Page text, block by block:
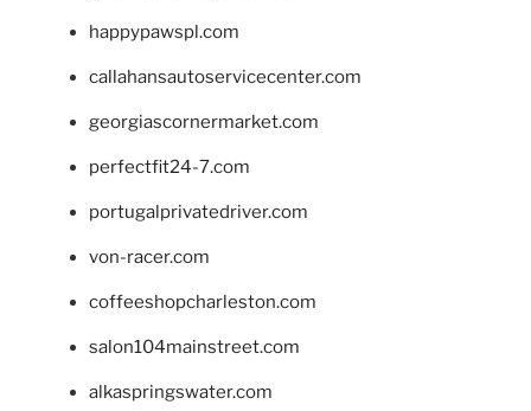
happypawspl.com
callahansautoservicecenter.com
georgiascornermarket.com
perfectfit24-7.com
portugalprivatedriver.com
von-racer.com
coffeeshopcharleston.com
salon104mainstreet.com
alkaspringswater.com